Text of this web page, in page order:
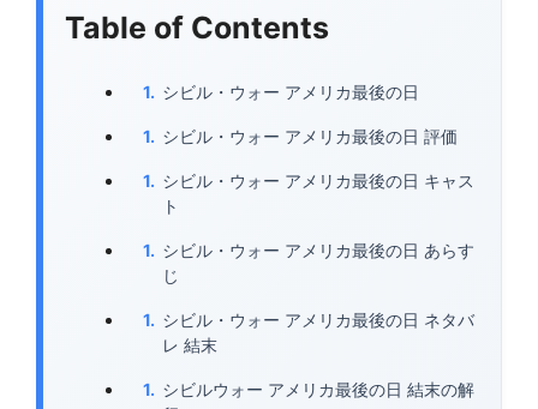
Table of Contents
シビル・ウォー アメリカ最後の日
シビル・ウォー アメリカ最後の日 評価
シビル・ウォー アメリカ最後の日 キャス
ト
シビル・ウォー アメリカ最後の日 あらす
じ
シビル・ウォー アメリカ最後の日 ネタバ
レ 結末
シビルウォー アメリカ最後の日 結末の解